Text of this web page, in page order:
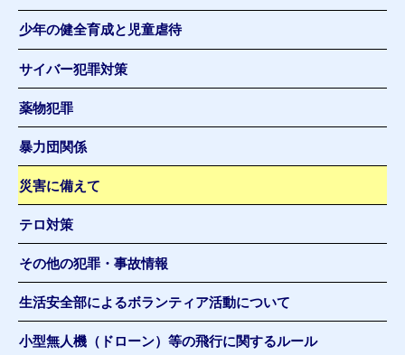
少年の健全育成と児童虐待
サイバー犯罪対策
薬物犯罪
暴力団関係
災害に備えて
テロ対策
その他の犯罪・事故情報
生活安全部によるボランティア活動について
小型無人機（ドローン）等の飛行に関するルール